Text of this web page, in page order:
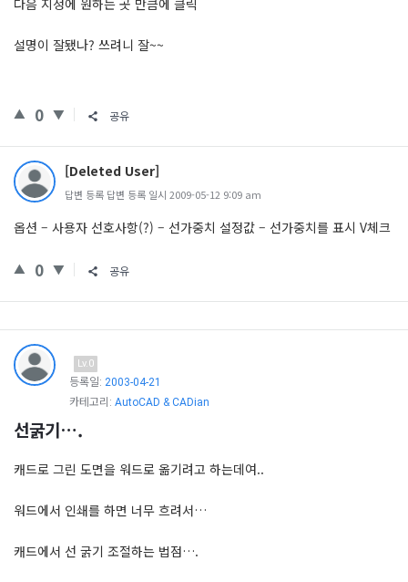
다음 지정에 원하는 곳 만큼에 클릭
설명이 잘됐나? 쓰려니 잘~~
0 공유
[Deleted User]
답변 등록 답변 등록 일시 2009-05-12 9:09 am
옵션 – 사용자 선호사항(?) – 선가중치 설정값 – 선가중치를 표시 V체크
0 공유
Lv.0
등록일: 2003-04-21
카테고리: AutoCAD & CADian
선굵기….
캐드로 그린 도면을 워드로 옮기려고 하는데여..
워드에서 인쇄를 하면 너무 흐려서…
캐드에서 선 굵기 조절하는 법점….